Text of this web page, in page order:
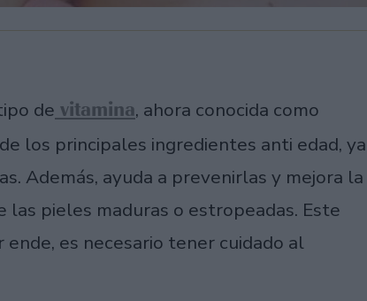
de vitamina, ahora conocida como
los principales ingredientes anti edad, ya
Además, ayuda a prevenirlas y mejora la
las pieles maduras o estropeadas. Este
es necesario tener cuidado al